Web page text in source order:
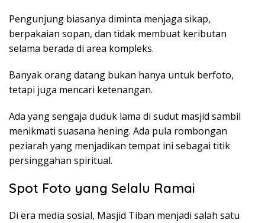
Pengunjung biasanya diminta menjaga sikap,
berpakaian sopan, dan tidak membuat keributan
selama berada di area kompleks.
Banyak orang datang bukan hanya untuk berfoto,
tetapi juga mencari ketenangan.
Ada yang sengaja duduk lama di sudut masjid sambil
menikmati suasana hening. Ada pula rombongan
peziarah yang menjadikan tempat ini sebagai titik
persinggahan spiritual.
Spot Foto yang Selalu Ramai
Di era media sosial, Masjid Tiban menjadi salah satu